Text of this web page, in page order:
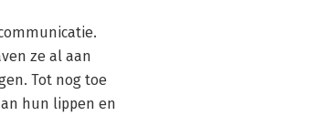
ze al aan
Tot nog toe
hun lippen en